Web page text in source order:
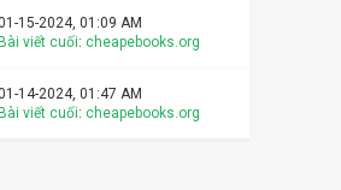
15-2024, 01:09 AM
Bài viết cuối: cheapebooks.org
14-2024, 01:47 AM
Bài viết cuối: cheapebooks.org